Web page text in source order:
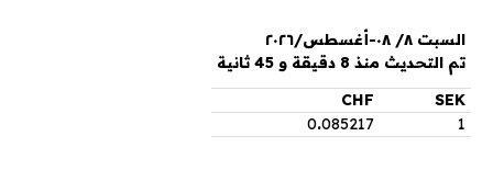
السبت ٨/ ٠٨-أغسطس/٢٠٢٦
تم التحديث منذ 8 دقيقة و 45 ثانية
SEK
CHF
1
0.085217